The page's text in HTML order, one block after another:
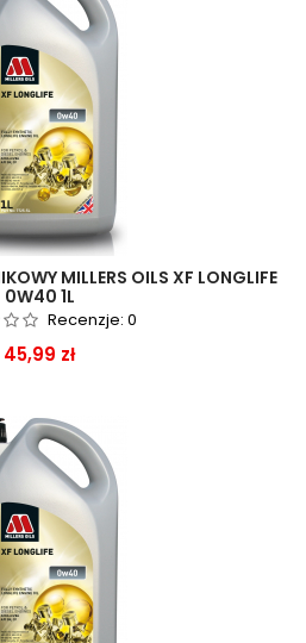
MILLERS OILS XF LONGLIFE
0W40 1L
Recenzje: 0
Cena
45,99 zł